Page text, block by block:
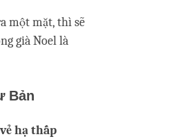
một mặt, thì sẽ
già Noel là
Bản
hạ thấp